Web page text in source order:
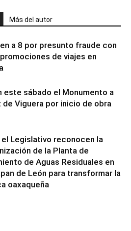
Más del autor
a 8 por presunto fraude con
de viajes en
este sábado el Monumento a
de Viguera por inicio de obra
el Legislativo reconocen la
de la Planta de
de Aguas Residuales en
de León para transformar la
oaxaqueña